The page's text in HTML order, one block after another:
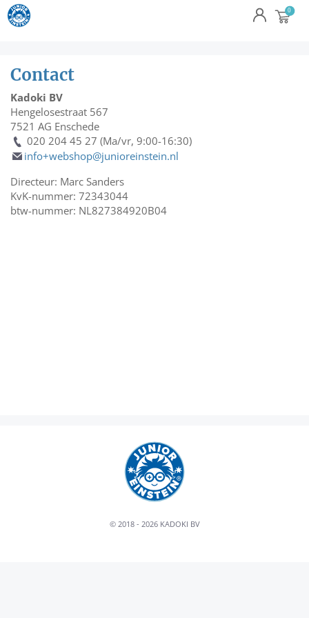
Contact
Kadoki BV
Hengelosestraat 567
7521 AG Enschede
020 204 45 27 (Ma/vr, 9:00-16:30)
info+webshop@junioreinstein.nl
Directeur: Marc Sanders
KvK-nummer: 72343044
btw-nummer: NL827384920B04
© 2018 - 2026 KADOKI BV